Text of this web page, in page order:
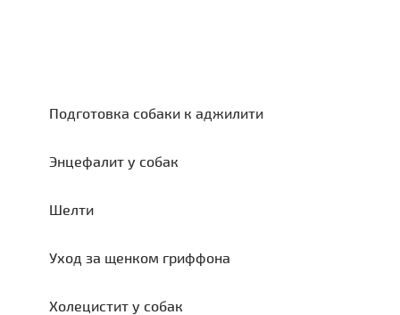
Подготовка собаки к аджилити
Энцефалит у собак
Шелти
Уход за щенком гриффона
Холецистит у собак